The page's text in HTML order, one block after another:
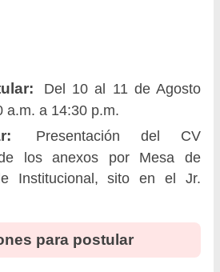
Del 10 al 11 de Agosto
a.m. a 14:30 p.m.
Presentación del CV
los anexos por Mesa de
Institucional, sito en el Jr.
para postular